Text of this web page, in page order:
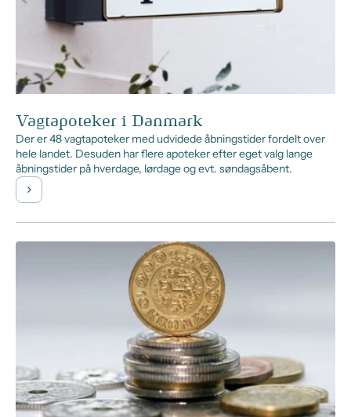
Vagtapoteker i Danmark
Der er 48 vagtapoteker med udvidede åbningstider fordelt over
hele landet. Desuden har flere apoteker efter eget valg lange
åbningstider på hverdage, lørdage og evt. søndagsåbent.